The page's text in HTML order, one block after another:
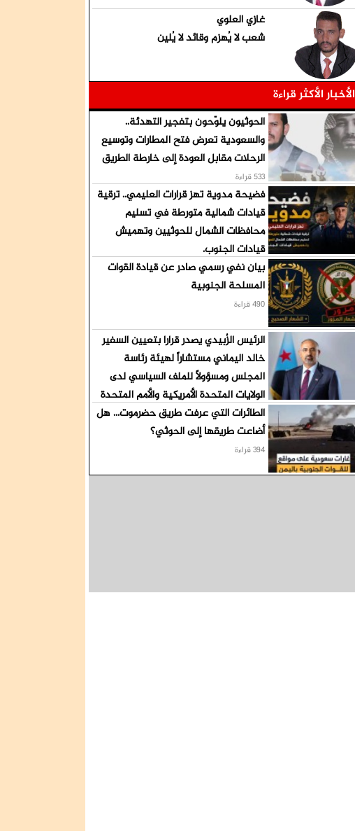
غازي العلوي
شعب لا يُهزم وقائد لا يُلين
الأخبار الأكثر قراءة
الحوثيون يلوّحون بتفجير التهدئة..
والسعودية تعرض فتح المطارات وتوسيع
الرحلات مقابل العودة إلى خارطة الطريق
533 قراءة
فضيحة مدوية تهز قرارات العليمي.. ترقية
قيادات شمالية متورطة في تسليم
محافظات الشمال للحوثيين وتهميش
قيادات الجنوب.
511 قراءة
بيان نفي رسمي صادر عن قيادة القوات
المسلحة الجنوبية
490 قراءة
الرئيس الزُبيدي يصدر قرارا بتعيين السفير
خالد اليماني مستشاراً لهيئة رئاسة
المجلس ومسؤولاً للملف السياسي لدى
الولايات المتحدة الأمريكية والأمم المتحدة
413 قراءة
الطائرات التي عرفت طريق حضرموت... هل
أضاعت طريقها إلى الحوثي؟
394 قراءة